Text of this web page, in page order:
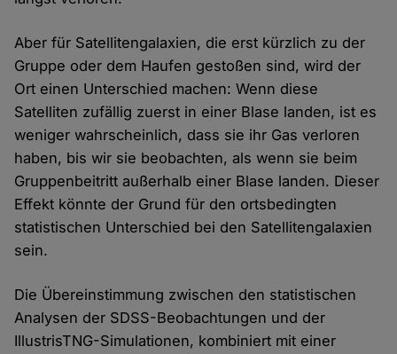
Aber für Satellitengalaxien, die erst kürzlich zu der
Gruppe oder dem Haufen gestoßen sind, wird der
Ort einen Unterschied machen: Wenn diese
Satelliten zufällig zuerst in einer Blase landen, ist es
weniger wahrscheinlich, dass sie ihr Gas verloren
haben, bis wir sie beobachten, als wenn sie beim
Gruppenbeitritt außerhalb einer Blase landen. Dieser
Effekt könnte der Grund für den ortsbedingten
statistischen Unterschied bei den Satellitengalaxien
sein.
Die Übereinstimmung zwischen den statistischen
Analysen der SDSS-Beobachtungen und der
IllustrisTNG-Simulationen, kombiniert mit einer